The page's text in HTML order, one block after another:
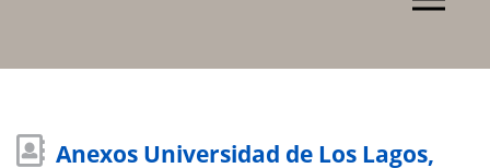
Anexos Universidad de Los Lagos,